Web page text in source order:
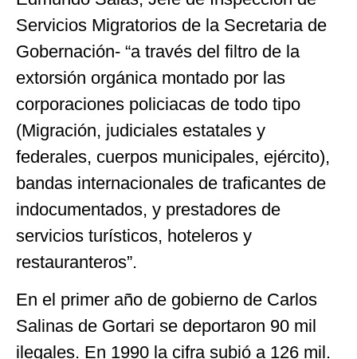
Servicios Migratorios de la Secretaria de
Gobernación- “a través del filtro de la
extorsión orgánica montado por las
corporaciones policiacas de todo tipo
(Migración, judiciales estatales y
federales, cuerpos municipales, ejército),
bandas internacionales de traficantes de
indocumentados, y prestadores de
servicios turísticos, hoteleros y
restauranteros”.
En el primer año de gobierno de Carlos
Salinas de Gortari se deportaron 90 mil
ilegales. En 1990 la cifra subió a 126 mil.